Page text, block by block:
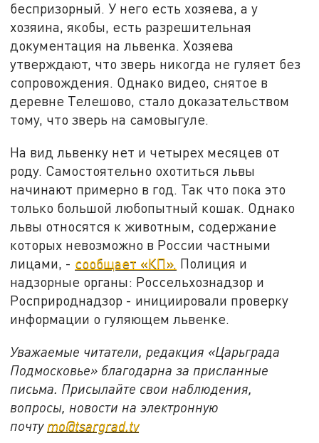
беспризорный. У него есть хозяева, а у
хозяина, якобы, есть разрешительная
документация на львенка. Хозяева
утверждают, что зверь никогда не гуляет без
сопровождения. Однако видео, снятое в
деревне Телешово, стало доказательством
тому, что зверь на самовыгуле.
На вид львенку нет и четырех месяцев от
роду. Самостоятельно охотиться львы
начинают примерно в год. Так что пока это
только большой любопытный кошак. Однако
львы относятся к животным, содержание
которых невозможно в России частными
лицами, - сообщает «КП». Полиция и
надзорные органы: Россельхознадзор и
Росприроднадзор - инициировали проверку
информации о гуляющем львенке.
Уважаемые читатели, редакция «Царьграда
Подмосковье» благодарна за присланные
письма. Присылайте свои наблюдения,
вопросы, новости на электронную
почту mo@tsargrad.tv